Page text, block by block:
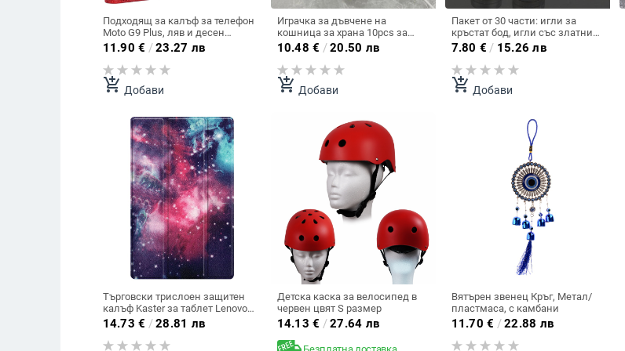
Подходящ за калъф за телефон
Moto G9 Plus, ляв и десен
капак, слот за карти, тип
портфейл, стойка, защитен
кожен калъф
11.90 € /23.27 лв
add_shopping_cart Добави
Играчка за дъвчене на
кошница за храна 10pcs за
папагали, миниатюрна ръчно
изработена играчка от ратан,
птица за забавление
10.48 € /20.50 лв
add_shopping_cart Добави
Пакет от 30 части: игли за
кръстат бод, игли със златни
опашки, игли с тъп връх, игли
за бродиране, игли за кръстат
бод, игли и инструменти за
конци.
7.80 € / 15.26 лв
add_shopping_cart Добави
Търговски трислоен защитен
калъф Kaster за таблет Lenovo
Tab M10 HD (2-ро поколение)
14.73 € /28.81 лв
Детска каска за велосипед в
червен цвят S размер
14.13 € /27.64 лв
Вятърен звенец Кръг, Метал/
пластмаса, с камбани
11.70 € /22.88 лв